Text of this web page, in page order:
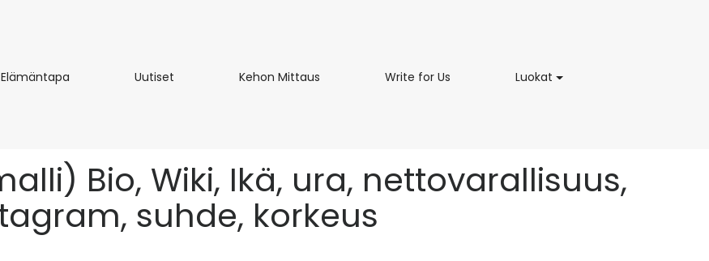
Elämäntapa ElämäntapaUutiset Kehon Mittaus Write for Us Luokat Luokat
Bio, Wiki, Ikä, ura, nettovarallisuus,
suhde, korkeus